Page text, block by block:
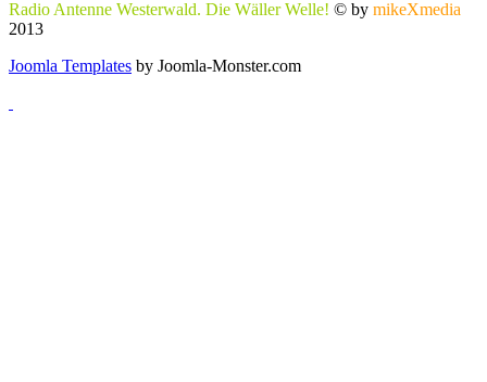
Radio Antenne Westerwald. Die Wäller Welle! © by mikeXmedia
2013
Joomla Templates by Joomla-Monster.com